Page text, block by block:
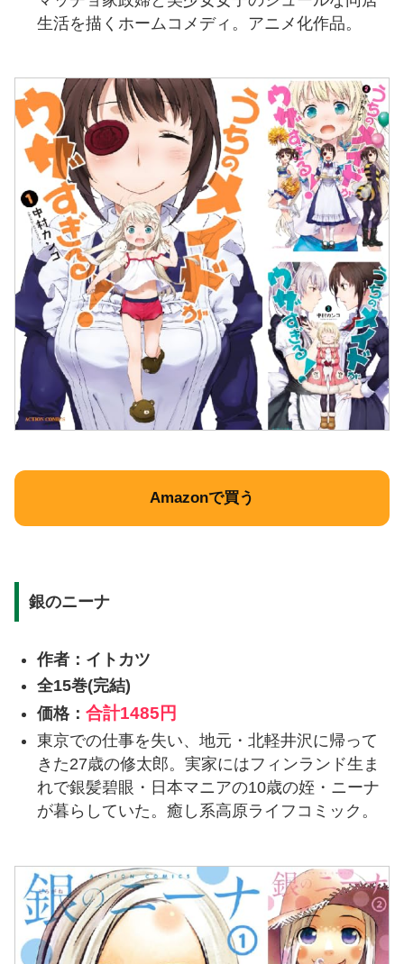
生活を描くホームコメディ。アニメ化作品。
Amazonで買う
銀のニーナ
作者：イトカツ
全15巻(完結)
価格： 合計1485円
東京での仕事を失い、地元・北軽井沢に帰って
きた27歳の修太郎。実家にはフィンランド生ま
れで銀髪碧眼・日本マニアの10歳の姪・ニーナ
が暮らしていた。癒し系高原ライフコミック。